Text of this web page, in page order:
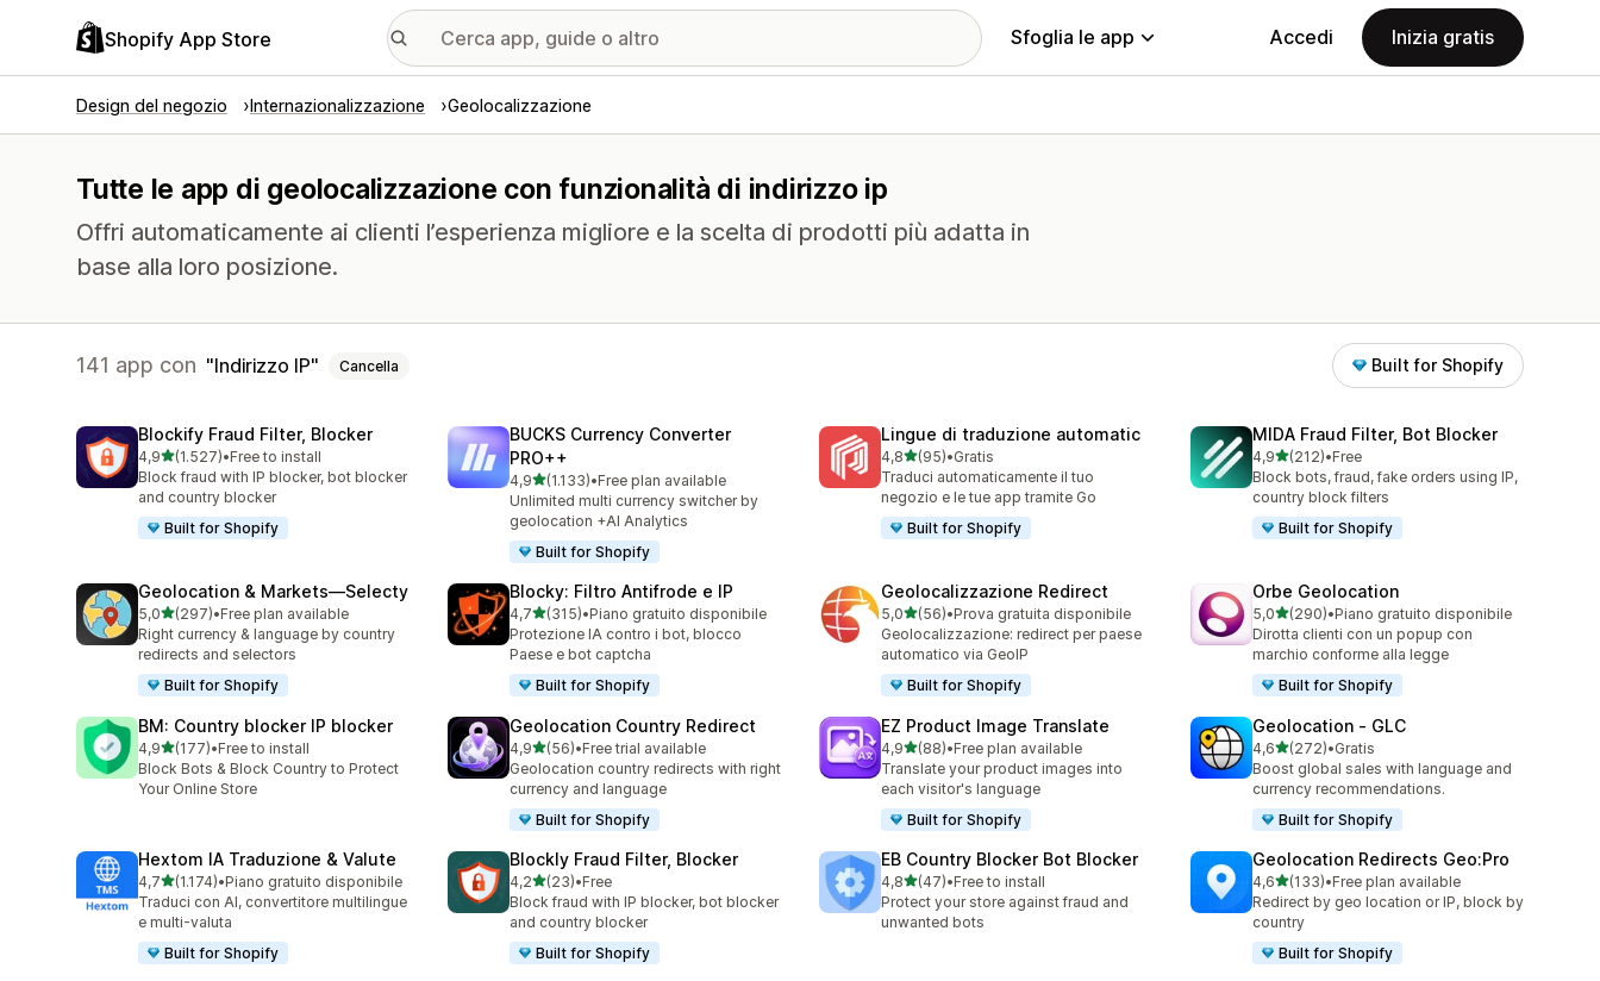
Shopify App Store Sfoglia le app Accedi Inizia gratis
Design del negozio Internazionalizzazione Geolocalizzazione
Tutte le app di geolocalizzazione con funzionalità di indirizzo ip
Offri automaticamente ai clienti l’esperienza migliore e la scelta di prodotti più adatta in
base alla loro posizione.
141 app con Indirizzo IP Cancella Built for Shopify
Blockify Fraud Filter, Blocker
4,9stelle su 5
(1.527)
1527 recensioni totali
•Free to install
Block fraud with IP blocker, bot blocker
and country blocker
Built for Shopify
BUCKS Currency Converter
PRO++
4,9stelle su 5
(1.133)
1133 recensioni totali
•Free plan available
Unlimited multi currency switcher by
geolocation +AI Analytics
Built for Shopify
Lingue di traduzione automatic
4,8stelle su 5
(95)
95 recensioni totali
•Gratis
Traduci automaticamente il tuo
negozio e le tue app tramite Go
Built for Shopify
MIDA Fraud Filter, Bot Blocker
4,9stelle su 5
(212)
212 recensioni totali
•Free
Block bots, fraud, fake orders using IP,
country block filters
Built for Shopify
Geolocation & Markets—Selecty
5,0stelle su 5
(297)
297 recensioni totali
•Free plan available
Right currency & language by country
redirects and selectors
Built for Shopify
Blocky: Filtro Antifrode e IP
4,7stelle su 5
(315)
315 recensioni totali
•Piano gratuito disponibile
Protezione IA contro i bot, blocco
Paese e bot captcha
Built for Shopify
Geolocalizzazione Redirect
5,0stelle su 5
(56)
56 recensioni totali
•Prova gratuita disponibile
Geolocalizzazione: redirect per paese
automatico via GeoIP
Built for Shopify
Orbe Geolocation
5,0stelle su 5
(290)
290 recensioni totali
•Piano gratuito disponibile
Dirotta clienti con un popup con
marchio conforme alla legge
Built for Shopify
BM: Country blocker IP blocker
4,9stelle su 5
(177)
177 recensioni totali
•Free to install
Block Bots & Block Country to Protect
Your Online Store
Geolocation Country Redirect
4,9stelle su 5
(56)
56 recensioni totali
•Free trial available
Geolocation country redirects with right
currency and language
Built for Shopify
EZ Product Image Translate
4,9stelle su 5
(88)
88 recensioni totali
•Free plan available
Translate your product images into
each visitor's language
Built for Shopify
Geolocation ‑ GLC
4,6stelle su 5
(272)
272 recensioni totali
•Gratis
Boost global sales with language and
currency recommendations.
Built for Shopify
Hextom IA Traduzione & Valute
4,7stelle su 5
(1.174)
1174 recensioni totali
•Piano gratuito disponibile
Traduci con AI, convertitore multilingue
e multi-valuta
Built for Shopify
Blockly Fraud Filter, Blocker
4,2stelle su 5
(23)
23 recensioni totali
•Free
Block fraud with IP blocker, bot blocker
and country blocker
Built for Shopify
EB Country Blocker Bot Blocker
4,8stelle su 5
(47)
47 recensioni totali
•Free to install
Protect your store against fraud and
unwanted bots
Geolocation Redirects Geo:Pro
4,6stelle su 5
(133)
133 recensioni totali
•Free plan available
Redirect by geo location or IP, block by
country
Built for Shopify